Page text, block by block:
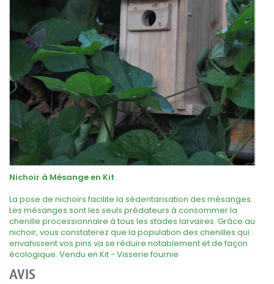
Nichoir à Mésange en Kit
La pose de nichoirs facilite la sédentarisation des mésanges.
Les mésanges sont les seuls prédateurs à consommer la
chenille processionnaire à tous les stades larvaires. Grâce au
nichoir, vous constaterez que la population des chenilles qui
envahissent vos pins va se réduire notablement et de façon
écologique. Vendu en Kit - Visserie fournie
AVIS